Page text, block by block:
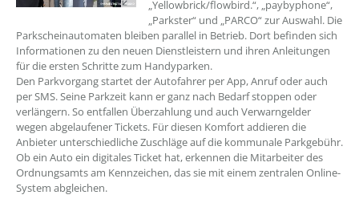
„Yellowbrick/flowbird.“, „paybyphone“,
„Parkster“ und „PARCO“ zur Auswahl. Die
Parkscheinautomaten bleiben parallel in Betrieb. Dort befinden sich
Informationen zu den neuen Dienstleistern und ihren Anleitungen
für die ersten Schritte zum Handyparken.
Den Parkvorgang startet der Autofahrer per App, Anruf oder auch
per SMS. Seine Parkzeit kann er ganz nach Bedarf stoppen oder
verlängern. So entfallen Überzahlung und auch Verwarngelder
wegen abgelaufener Tickets. Für diesen Komfort addieren die
Anbieter unterschiedliche Zuschläge auf die kommunale Parkgebühr.
Ob ein Auto ein digitales Ticket hat, erkennen die Mitarbeiter des
Ordnungsamts am Kennzeichen, das sie mit einem zentralen Online-
System abgleichen.